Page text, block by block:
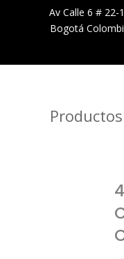
Av Calle 6 # 22-
Bogotá
Productos